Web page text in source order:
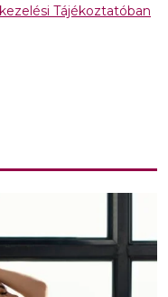
Tájékoztatóban